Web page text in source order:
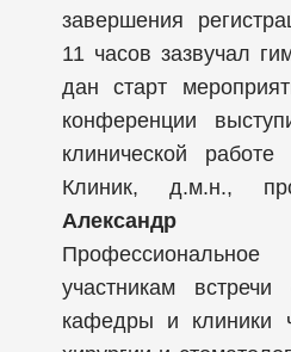
завершения
11 часов зазвучал
дан старт
конференции
клинической
Клиник, д.м.н.,
Александр
участникам
кафедры и клиники